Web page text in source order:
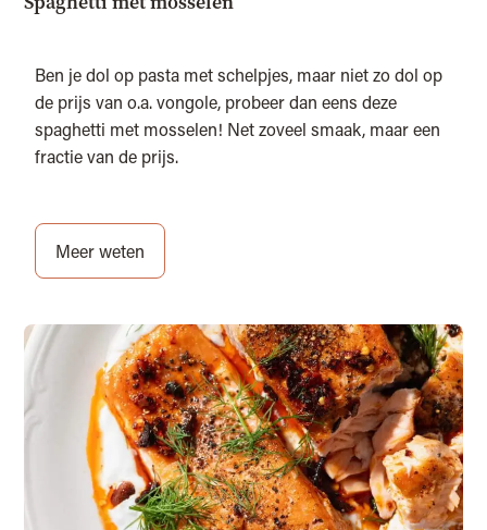
Ben je dol op pasta met schelpjes, maar niet zo dol op
de prijs van o.a. vongole, probeer dan eens deze
spaghetti met mosselen! Net zoveel smaak, maar een
fractie van de prijs.
Meer weten